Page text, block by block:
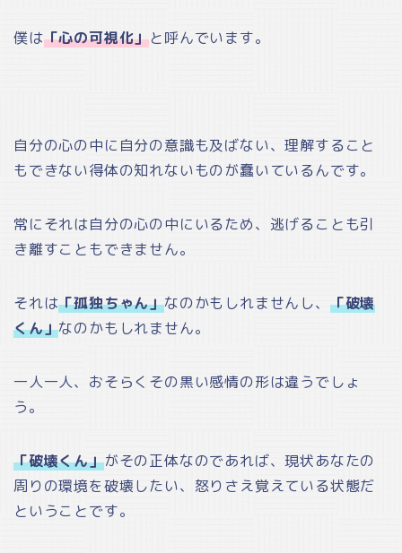
僕は「心の可視化」と呼んでいます。
自分の心の中に自分の意識も及ばない、理解すること
もできない得体の知れないものが蠢いているんです。
常にそれは自分の心の中にいるため、逃げることも引
き離すこともできません。
それは「孤独ちゃん」なのかもしれませんし、 「破壊
くん」なのかもしれません。
一人一人、おそらくその黒い感情の形は違うでしょ
う。
「破壊くん」がその正体なのであれば、現状あなたの
周りの環境を破壊したい、怒りさえ覚えている状態だ
ということです。